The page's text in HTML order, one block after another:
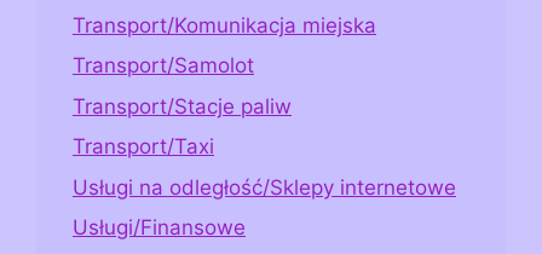
Transport/Komunikacja miejska
Transport/Samolot
Transport/Stacje paliw
Transport/Taxi
Usługi na odległość/Sklepy internetowe
Usługi/Finansowe